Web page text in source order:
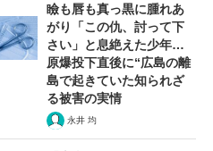
瞼も唇も真っ黒に腫れあ
がり「この仇、討って下
さい」と息絶えた少年…
原爆投下直後に“広島の離
島で起きていた知られざ
る被害の実情
永井 均